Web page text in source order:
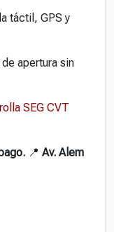
táctil, GPS y
apertura sin
SEG CVT
📍 Av. Alem